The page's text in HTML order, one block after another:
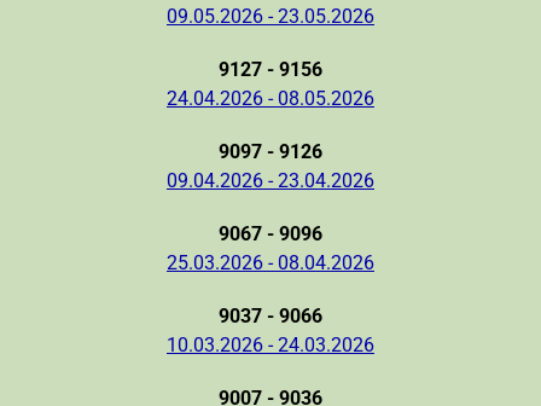
09.05.2026 - 23.05.2026
9127 - 9156
24.04.2026 - 08.05.2026
9097 - 9126
09.04.2026 - 23.04.2026
9067 - 9096
25.03.2026 - 08.04.2026
9037 - 9066
10.03.2026 - 24.03.2026
9007 - 9036